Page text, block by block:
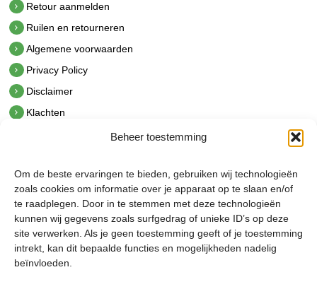
Beheer toestemming
Om de beste ervaringen te bieden, gebruiken wij technologieën
zoals cookies om informatie over je apparaat op te slaan en/of
te raadplegen. Door in te stemmen met deze technologieën
kunnen wij gegevens zoals surfgedrag of unieke ID’s op deze
site verwerken. Als je geen toestemming geeft of je toestemming
intrekt, kan dit bepaalde functies en mogelijkheden nadelig
beïnvloeden.
Retour aanmelden
Ruilen en retourneren
Algemene voorwaarden
Privacy Policy
Disclaimer
Klachten
hetindustriehuis B.V.
De Hoek 1 1601 MR Enkhuizen
t.0228 53 00 40
e.info@hetindustriehuis.com
KVK 51483904
BTW NL850044522B01